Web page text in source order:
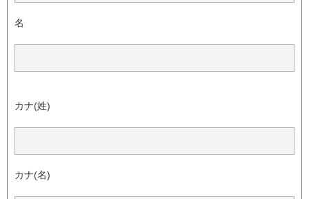
名
カナ(姓)
カナ(名)